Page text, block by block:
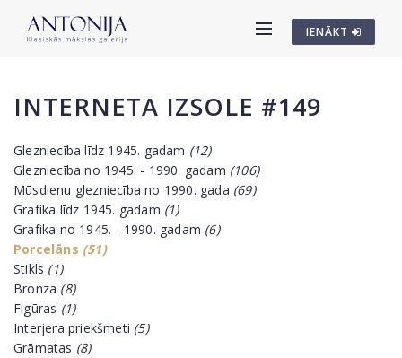
IENĀKT
INTERNETA IZSOLE #149
Glezniecība līdz 1945. gadam (12)
Glezniecība no 1945. - 1990. gadam (106)
Mūsdienu glezniecība no 1990. gada (69)
Grafika līdz 1945. gadam (1)
Grafika no 1945. - 1990. gadam (6)
Porcelāns (51)
Stikls (1)
Bronza (8)
Figūras (1)
Interjera priekšmeti (5)
Grāmatas (8)